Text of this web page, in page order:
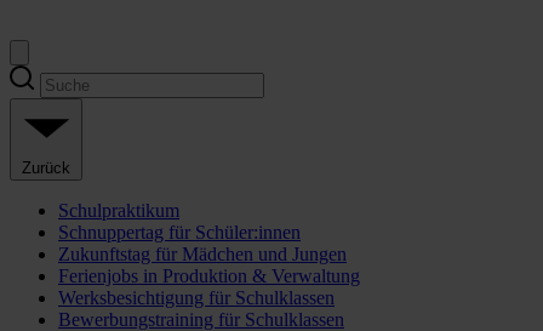
Zurück
Schulpraktikum
Schnuppertag für Schüler:innen
Zukunftstag für Mädchen und Jungen
Ferienjobs in Produktion & Verwaltung
Werksbesichtigung für Schulklassen
Bewerbungstraining für Schulklassen